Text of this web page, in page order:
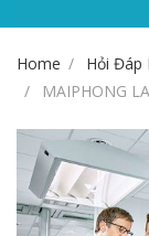
Home
Hỏi Đáp
MAIPHONG